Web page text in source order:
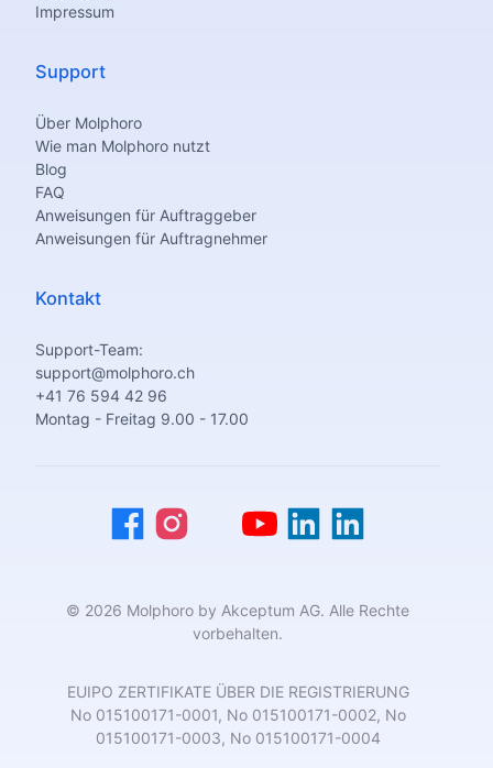
Impressum
Support
Über Molphoro
Wie man Molphoro nutzt
Blog
FAQ
Anweisungen für Auftraggeber
Anweisungen für Auftragnehmer
Kontakt
Support-Team:
support@molphoro.ch
+41 76 594 42 96
Montag - Freitag 9.00 - 17.00
© 2026 Molphoro by Akceptum AG. Alle Rechte
vorbehalten.
EUIPO ZERTIFIKATE ÜBER DIE REGISTRIERUNG
No 015100171-0001, No 015100171-0002, No
015100171-0003, No 015100171-0004